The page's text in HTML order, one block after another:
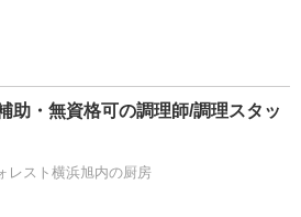
助・無資格可の調理師/調理スタッ
レスト横浜旭内の厨房